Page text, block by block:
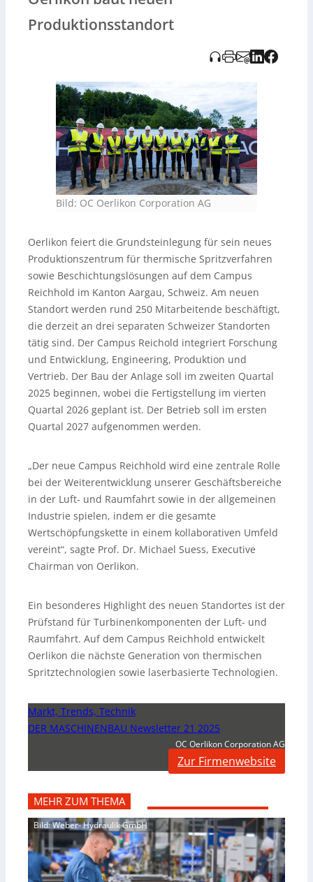
Luft- und Raumfahrt sowie allgemeine Industrie
unterstützen. Baubeginn ist für Q2 2025 geplant, die
Fertigstellung für Q4 2026, die Inbetriebnahme für Q1
; zudem werden dort neue
entwickelt.
Produktionsstandort
Bild: OC Oerlikon Corporation AG
Oerlikon feiert die Grundsteinlegung für sein neues
Produktionszentrum für thermische Spritzverfahren
sowie Beschichtungslösungen auf dem Campus
Reichhold im Kanton Aargau, Schweiz. Am neuen
Standort werden rund 250 Mitarbeitende beschäftigt,
die derzeit an drei separaten Schweizer Standorten
tätig sind. Der Campus Reichold integriert Forschung
und Entwicklung, Engineering, Produktion und
Vertrieb. Der Bau der Anlage soll im zweiten Quartal
2025 beginnen, wobei die Fertigstellung im vierten
Quartal 2026 geplant ist. Der Betrieb soll im ersten
Quartal 2027 aufgenommen werden.
„Der neue Campus Reichhold wird eine zentrale Rolle
bei der Weiterentwicklung unserer Geschäftsbereiche
in der Luft- und Raumfahrt sowie in der allgemeinen
Industrie spielen, indem er die gesamte
Wertschöpfungskette in einem kollaborativen Umfeld
vereint“, sagte Prof. Dr. Michael Suess, Executive
Chairman von Oerlikon.
Ein besonderes Highlight des neuen Standortes ist der
Prüfstand für Turbinenkomponenten der Luft- und
Raumfahrt. Auf dem Campus Reichhold entwickelt
Oerlikon die nächste Generation von thermischen
Spritztechnologien sowie laserbasierte Technologien.
Markt, Trends, Technik
DER MASCHINENBAU Newsletter 21 2025
OC Oerlikon Corporation AG
Zur Firmenwebsite
MEHR ZUM THEMA
Bild: Weber- Hydraulik GmbH